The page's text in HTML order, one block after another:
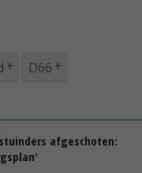
D66
afgeschoten: